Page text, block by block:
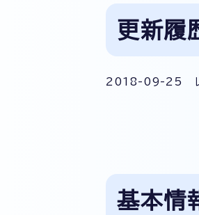
更新履
2018-09-25 レイ
基本